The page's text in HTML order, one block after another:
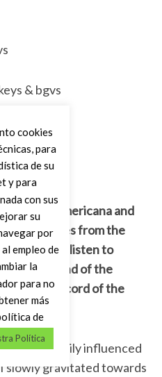
& bgvs
bgvs
& bgvs
the new Americana and
influences from the
records you listen to
new band of the
the best record of the
I was heavily influenced
slowly gravitated towards
cookies
para
de su
y para
con sus
su
por
empleo de
la
para no
más
de
Política